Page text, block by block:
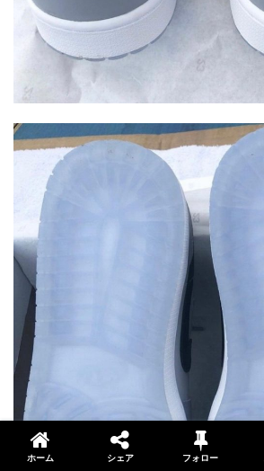
ホーム シェア フォロー